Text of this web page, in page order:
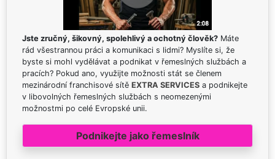
Jste zručný, šikovný, spolehlivý a ochotný člověk? Máte
rád všestrannou práci a komunikaci s lidmi? Myslíte si, že
byste si mohl vydělávat a podnikat v řemeslných službách a
pracích? Pokud ano, využijte možnosti stát se členem
mezinárodní franchisové sítě EXTRA SERVICES a podnikejte
v libovolných řemeslných službách s neomezenými
možnostmi po celé Evropské unii.
Podnikejte jako řemeslník